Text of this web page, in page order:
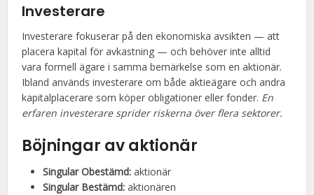
Investerare
Investerare fokuserar på den ekonomiska avsikten — att
placera kapital för avkastning — och behöver inte alltid
vara formell ägare i samma bemärkelse som en aktionär.
Ibland används investerare om både aktieägare och andra
kapitalplacerare som köper obligationer eller fonder. En
erfaren investerare sprider riskerna över flera sektorer.
Böjningar av aktionär
Singular Obestämd: aktionär
Singular Bestämd: aktionären